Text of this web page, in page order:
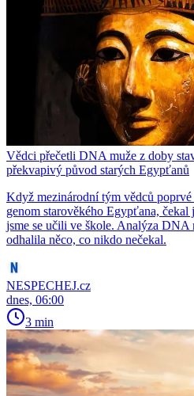
Vědci přečetli DNA muže z doby
překvapivý původ starých Egypťanů
Když mezinárodní tým vědců
genom starověkého Egypťana,
jsme se učili ve škole. Analýza DNA
odhalila něco, co nikdo nečekal.
NESPECHEJ.cz
dnes, 06:00
3 min